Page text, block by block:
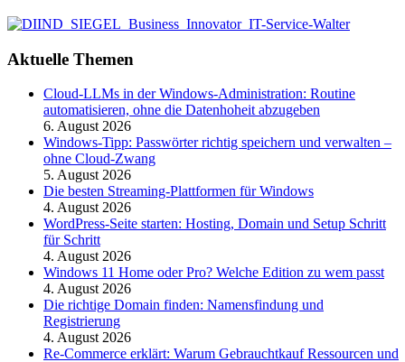
Aktuelle Themen
Cloud-LLMs in der Windows-Administration: Routine
automatisieren, ohne die Datenhoheit abzugeben
6. August 2026
Windows-Tipp: Passwörter richtig speichern und verwalten –
ohne Cloud-Zwang
5. August 2026
Die besten Streaming-Plattformen für Windows
4. August 2026
WordPress-Seite starten: Hosting, Domain und Setup Schritt
für Schritt
4. August 2026
Windows 11 Home oder Pro? Welche Edition zu wem passt
4. August 2026
Die richtige Domain finden: Namensfindung und
Registrierung
4. August 2026
Re-Commerce erklärt: Warum Gebrauchtkauf Ressourcen und